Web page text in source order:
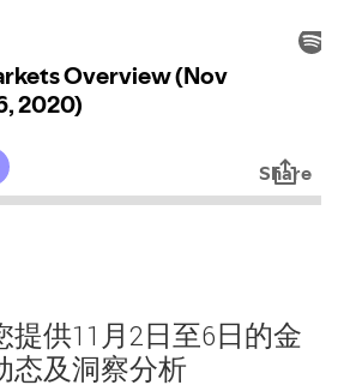
提供11月2日至6日的金
态及洞察分析